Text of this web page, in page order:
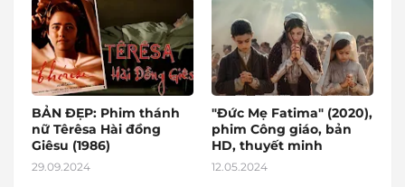
BẢN ĐẸP: Phim thánh
nữ Têrêsa Hài đồng
Giêsu (1986)
29.09.2024
"Đức Mẹ Fatima" (2020),
phim Công giáo, bản
HD, thuyết minh
12.05.2024